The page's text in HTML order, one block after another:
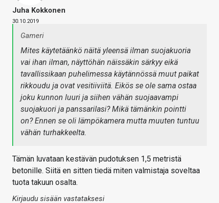
Juha Kokkonen
30.10.2019
Gameri
Mites käytetäänkö näitä yleensä ilman suojakuoria
vai ihan ilman, näyttöhän näissäkin särkyy eikä
tavallissikaan puhelimessa käytännössä muut paikat
rikkoudu ja ovat vesitiiviitä. Eikös se ole sama ostaa
joku kunnon luuri ja siihen vähän suojaavampi
suojakuori ja panssarilasi? Mikä tämänkin pointti
on? Ennen se oli lämpökamera mutta muuten tuntuu
vähän turhakkeelta.
Tämän luvataan kestävän pudotuksen 1,5 metristä
betonille. Siitä en sitten tiedä miten valmistaja soveltaa
tuota takuun osalta.
Kirjaudu sisään vastataksesi